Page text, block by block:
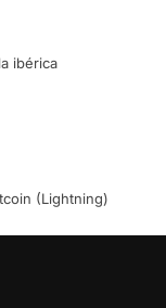
ibérica
(Lightning)